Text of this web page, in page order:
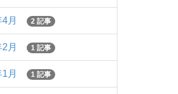
4月 2 記事
2月 1 記事
1月 1 記事